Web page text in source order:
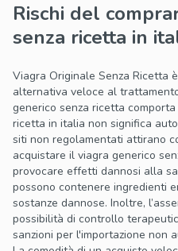
Rischi del
senza ricetta in
Viagra Originale Senza Ricetta
alternativa veloce al
generico senza ricetta
ricetta in italia non significa
siti non regolamentati attirano
acquistare il viagra generico
provocare effetti dannosi alla
possono contenere ingredienti
sostanze dannose. Inoltre,
possibilità di controllo
sanzioni per l'importazione non